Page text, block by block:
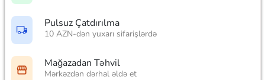
Pulsuz Çatdırılma
10 AZN-dən yuxarı sifarişlərdə
Mağazadan Təhvil
Mərkəzdən dərhal əldə et